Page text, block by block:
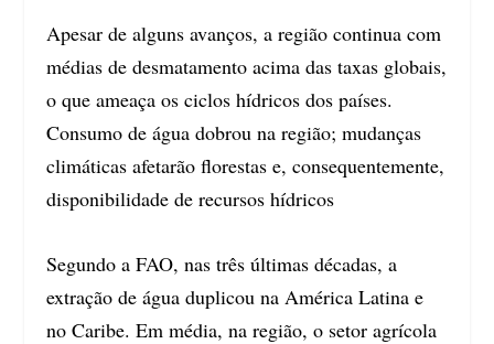
Apesar de alguns avanços, a região continua com
médias de desmatamento acima das taxas globais,
o que ameaça os ciclos hídricos dos países.
Consumo de água dobrou na região; mudanças
climáticas afetarão florestas e, consequentemente,
disponibilidade de recursos hídricos
Segundo a FAO, nas três últimas décadas, a
extração de água duplicou na América Latina e
no Caribe. Em média, na região, o setor agrícola